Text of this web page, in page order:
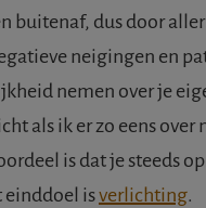
buitenaf, dus door
neigingen en
nemen over je
als ik er zo eens over
is dat je steeds
einddoel isverlichting.